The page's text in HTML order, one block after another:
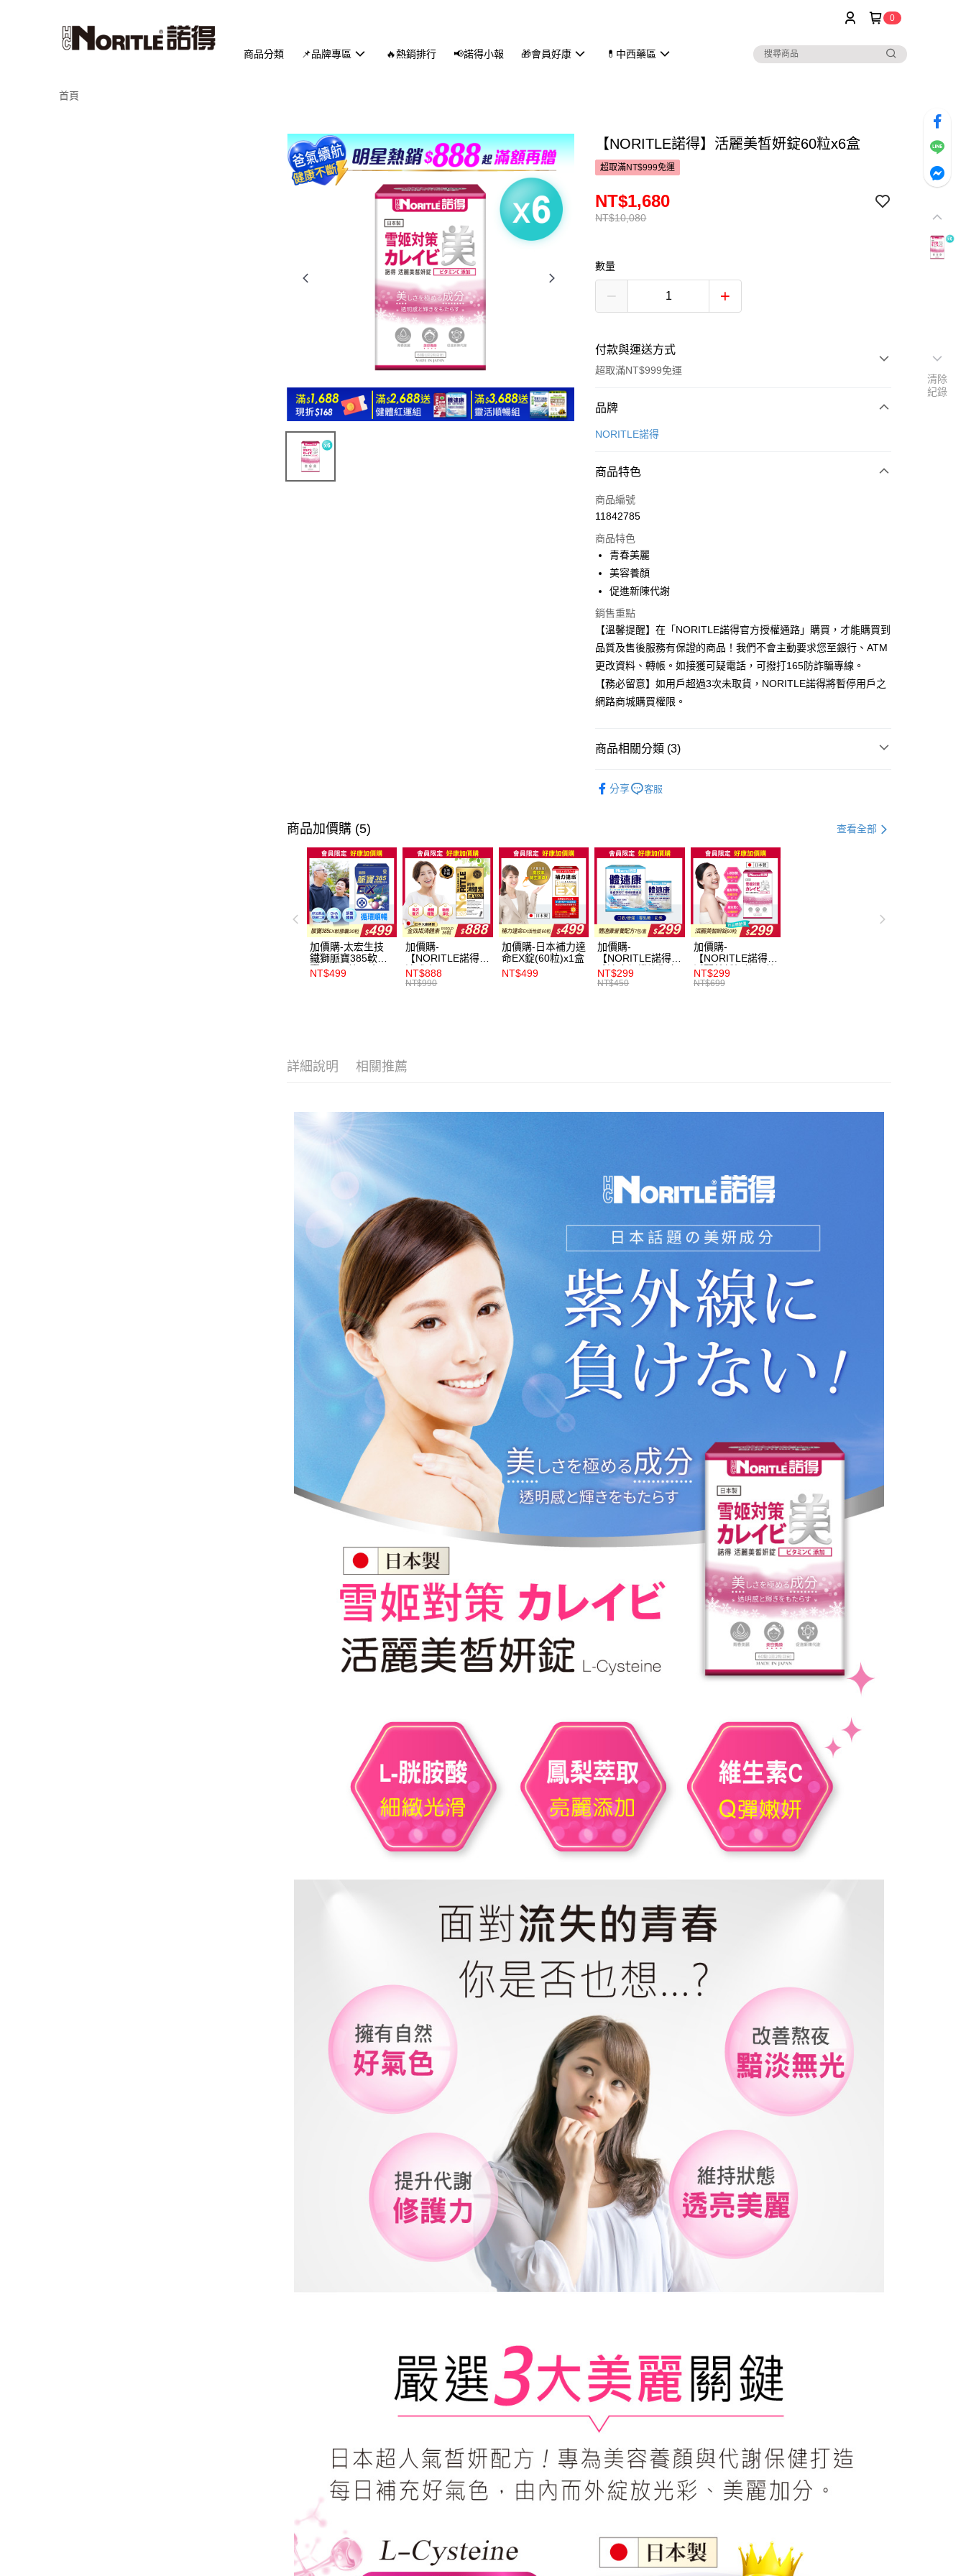
0
商品分類 📌品牌專區 🔥熱銷排行 📢諾得小報 🎁會員好康 💊中西藥區
首頁
【NORITLE諾得】活麗美皙妍錠60粒x6盒
超取滿NT$999免運
NT$10,080
NT$1,680
數量
付款與運送方式
超取滿NT$999免運
付款方式
信用卡一次付款
Apple Pay
悠遊付
ATM付款
運送方式
每筆NT$60，滿NT$999(含以上)免運費
付款後全家取貨
每筆NT$60，滿NT$999(含以上)免運費
每筆NT$60，滿NT$999(含以上)免運費
每筆NT$60，滿NT$999(含以上)免運費
付款後7-11取貨
每筆NT$60，滿NT$999(含以上)免運費
宅配
每筆NT$100，滿NT$999(含以上)免運費
品牌
NORITLE諾得
商品特色
商品編號
11842785
商品特色
青春美麗
美容養顏
促進新陳代謝
銷售重點
【溫馨提醒】在「NORITLE諾得官方授權通路」購買，才能購買到
品質及售後服務有保證的商品！我們不會主動要求您至銀行、ATM
更改資料、轉帳。如接獲可疑電話，可撥打165防詐騙專線。
【務必留意】如用戶超過3次未取貨，NORITLE諾得將暫停用戶之
網路商城購買權限。
商品相關分類 (3)
分享 客服
商品加價購 (5) 查看全部
加價購-太宏生技
鐵獅脈寶385軟膠
囊EX-30粒x1盒
NT$499
加價購-
【NORITLE諾得】
清體素EX GOLD
膠囊36粒x1盒
NT$888
NT$990
加價購-日本補力達
命EX錠(60粒)x1盒
NT$499
加價購-
【NORITLE諾得】
體速康優纖均衡完
整營養配方(7包)x1
NT$299
NT$450
加價購-
【NORITLE諾得】
活麗美皙妍錠60粒
x1盒
NT$299
NT$699
詳細說明 相關推薦
清除
紀錄